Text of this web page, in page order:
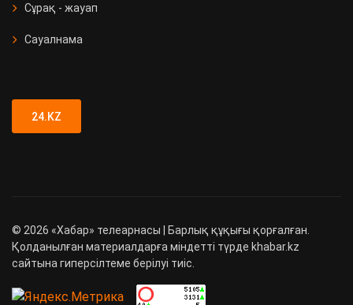
Сұрақ - жауап
Сауалнама
24.KZ
© 2026 «Хабар» телеарнасы | Барлық құқығы қорғалған.
Қолданылған материалдарға міндетті түрде khabar.kz
сайтына гиперсілтеме берілуі тиіс.